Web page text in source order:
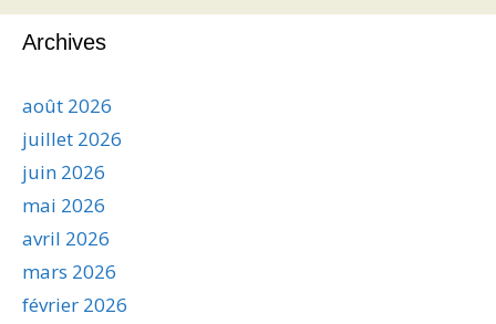
Archives
août 2026
juillet 2026
juin 2026
mai 2026
avril 2026
mars 2026
février 2026